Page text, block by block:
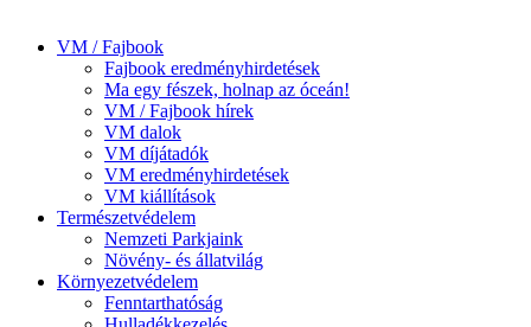
VM / Fajbook
Fajbook eredményhirdetések
Ma egy fészek, holnap az óceán!
VM / Fajbook hírek
VM dalok
VM díjátadók
VM eredményhirdetések
VM kiállítások
Természetvédelem
Nemzeti Parkjaink
Növény- és állatvilág
Környezetvédelem
Fenntarthatóság